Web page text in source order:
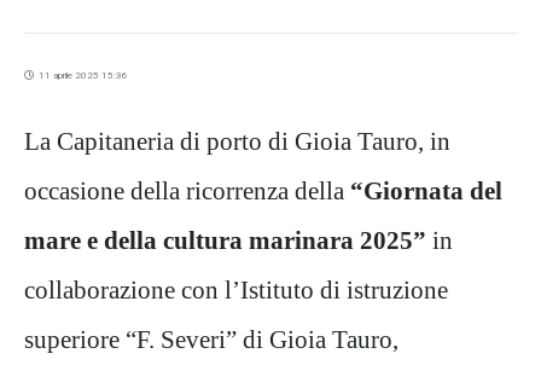
11 aprile 2025 15:36
La Capitaneria di porto di Gioia Tauro, in
occasione della ricorrenza della “Giornata del
mare e della cultura marinara 2025” in
collaborazione con l’Istituto di istruzione
superiore “F. Severi” di Gioia Tauro,